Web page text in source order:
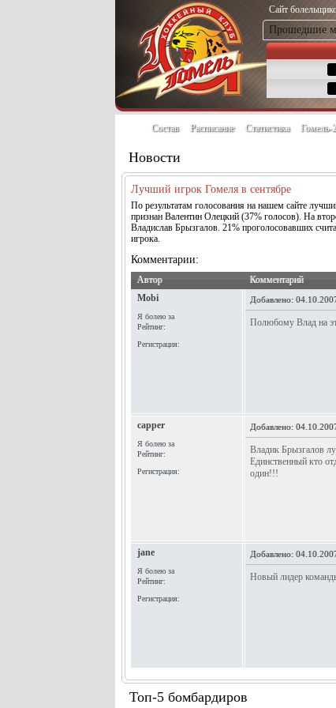
Сайт
Прошедшие
Состав Расписание Статистика Гомель-2
Новости
Лучший игрок Гомеля в сентябре
По результатам голосования на нашем сайте
признан Валентин Олецкий (37% голосов). На
Владислав Брызгалов. 21% проголосовавших
игрока.
Комментарии:
Автор
Комментарий
Mobi
Я болею за
Рейтинг:
Регистрация:
Добавлено:
Полюбому Влад на
capper
Я болею за
Рейтинг:
Регистрация:
Добавлено:
Владик Брызгалов
Единственный кто
один!!!
jane
Я болею за
Рейтинг:
Регистрация:
Добавлено:
Новый лидер
Топ-5 бомбардиров